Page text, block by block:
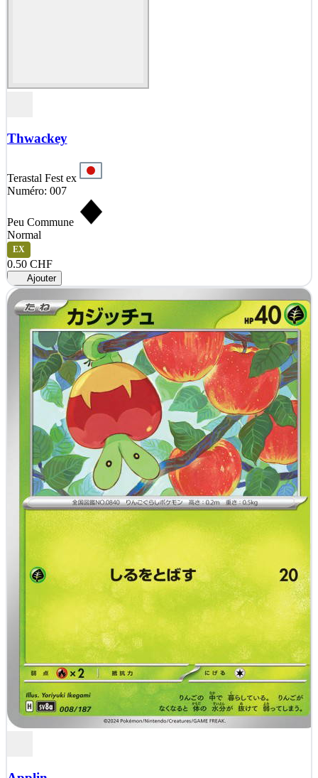
Thwackey
Terastal Fest ex
Numéro: 007
Peu Commune
Normal
EX
0.50 CHF
Ajouter